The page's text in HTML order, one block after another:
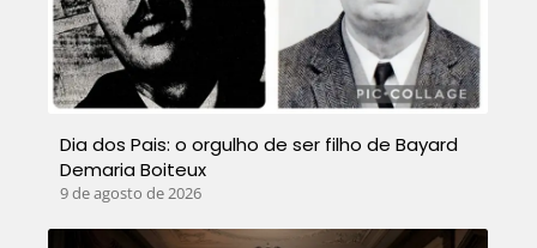
Dia dos Pais: o orgulho de ser filho de Bayard
Demaria Boiteux
9 de agosto de 2026